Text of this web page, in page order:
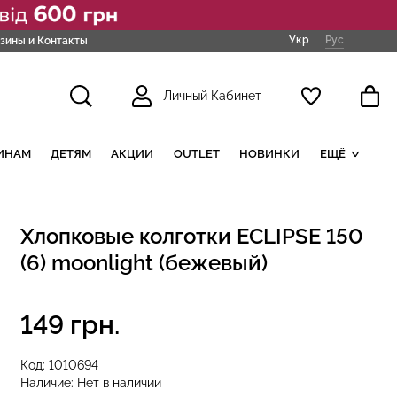
и Контакты Укр Рус
Личный Кабинет
ДЕТЯМ АКЦИИ OUTLET НОВИНКИ ЕЩЁ
Хлопковые колготки ECLIPSE 150
(6) moonlight (бежевый)
Код: 1010694
Наличие: Нет в наличии
149 грн.